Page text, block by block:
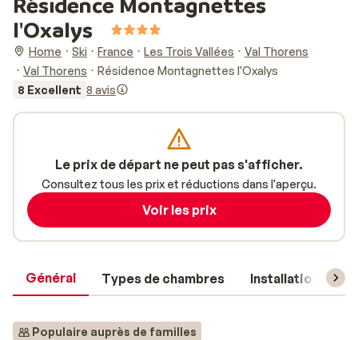
l'Oxalys
Home Ski France Les Trois Vallées
Val Thorens
Val Thorens
Résidence Montagnettes l'Oxalys
8 Excellent 8 avis
Général Types de chambres Installations
Populaire auprès de familles
Le prix de départ ne peut pas s'afficher.
Consultez tous les prix et réductions dans l'aperçu.
Voir les prix